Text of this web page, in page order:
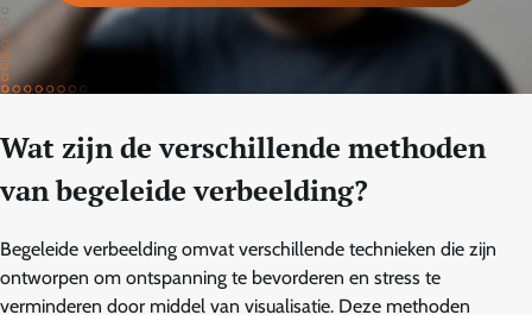
Wat zijn de verschillende methoden
van begeleide verbeelding?
Begeleide verbeelding omvat verschillende technieken die zijn
ontworpen om ontspanning te bevorderen en stress te
verminderen door middel van visualisatie. Deze methoden